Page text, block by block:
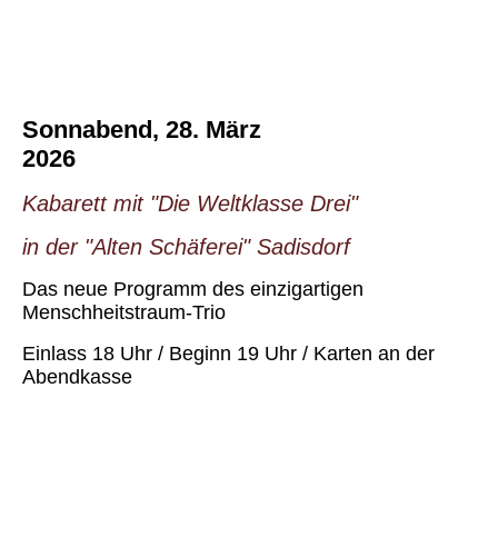
Sonnabend, 28. März
2026
Kabarett mit "Die Weltklasse Drei"
in der "Alten Schäferei" Sadisdorf
Das neue Programm des einzigartigen
Menschheitstraum-Trio
Einlass 18 Uhr / Beginn 19 Uhr / Karten an der
Abendkasse